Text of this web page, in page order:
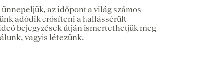
az időpont a világ számos
adódik erősíteni a hallássérült
bejegyzések útján ismertethetjük meg
vagyis létezünk.